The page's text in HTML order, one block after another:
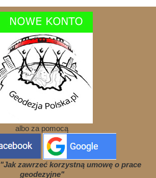
albo za pomocą
"Jak zawrzeć korzystną umowę o prace
geodezyjne"